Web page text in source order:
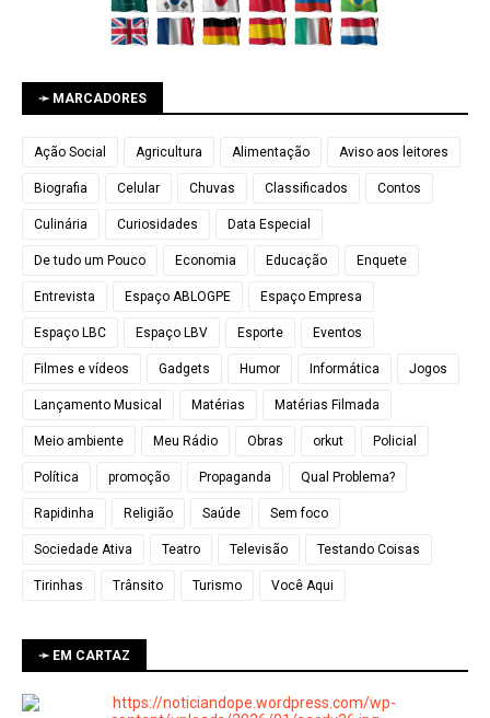
➛ MARCADORES
Ação Social Agricultura Alimentação Aviso aos leitores
Biografia Celular Chuvas Classificados Contos
Culinária Curiosidades Data Especial
De tudo um Pouco Economia Educação Enquete
Entrevista Espaço ABLOGPE Espaço Empresa
Espaço LBC Espaço LBV Esporte Eventos
Filmes e vídeos Gadgets Humor Informática Jogos
Lançamento Musical Matérias Matérias Filmada
Meio ambiente Meu Rádio Obras orkut Policial
Política promoção Propaganda Qual Problema?
Rapidinha Religião Saúde Sem foco
Sociedade Ativa Teatro Televisão Testando Coisas
Tirinhas Trânsito Turismo Você Aqui
➛ EM CARTAZ